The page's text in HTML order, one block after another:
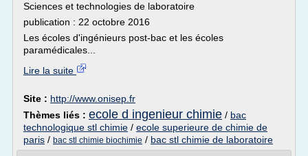
Sciences et technologies de laboratoire
publication : 22 octobre 2016
Les écoles d'ingénieurs post-bac et les écoles
paramédicales...
Lire la suite
Site : http://www.onisep.fr
Thèmes liés : ecole d ingenieur chimie / bac
technologique stl chimie / ecole superieure de chimie de
paris / bac stl chimie biochimie / bac stl chimie de laboratoire